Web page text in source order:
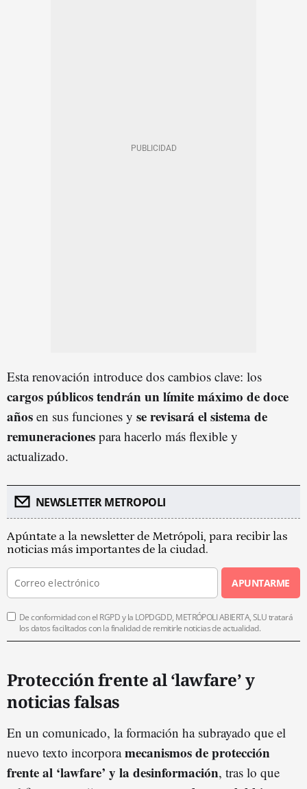
Esta renovación introduce dos cambios clave: los
cargos públicos tendrán un límite máximo de doce
años en sus funciones y se revisará el sistema de
remuneraciones para hacerlo más flexible y
actualizado.
NEWSLETTER METROPOLI
Apúntate a la newsletter de Metrópoli, para recibir las
noticias más importantes de la ciudad.
APUNTARME
De conformidad con el RGPD y la LOPDGDD, METRÓPOLI ABIERTA, SLU tratará
los datos facilitados con la finalidad de remitirle noticias de actualidad.
Protección frente al ‘lawfare’ y
noticias falsas
En un comunicado, la formación ha subrayado que el
nuevo texto incorporamecanismos de protección
frente al ‘lawfare’ y la desinformación, tras lo que